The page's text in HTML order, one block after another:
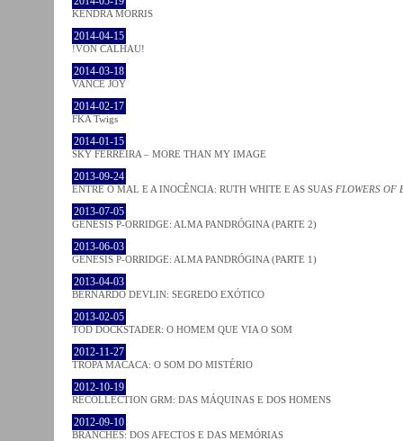
KENDRA MORRIS
2014-04-15
!VON CALHAU!
2014-03-18
VANCE JOY
2014-02-17
FKA Twigs
2014-01-15
SKY FERREIRA – MORE THAN MY IMAGE
2013-09-24
ENTRE O MAL E A INOCÊNCIA: RUTH WHITE E AS SUAS FLOWERS OF
2013-07-05
GENESIS P-ORRIDGE: ALMA PANDRÓGINA (PARTE 2)
2013-06-03
GENESIS P-ORRIDGE: ALMA PANDRÓGINA (PARTE 1)
2013-04-03
BERNARDO DEVLIN: SEGREDO EXÓTICO
2013-02-05
TOD DOCKSTADER: O HOMEM QUE VIA O SOM
2012-11-27
TROPA MACACA: O SOM DO MISTÉRIO
2012-10-19
RECOLLECTION GRM: DAS MÁQUINAS E DOS HOMENS
2012-09-10
BRANCHES: DOS AFECTOS E DAS MEMÓRIAS